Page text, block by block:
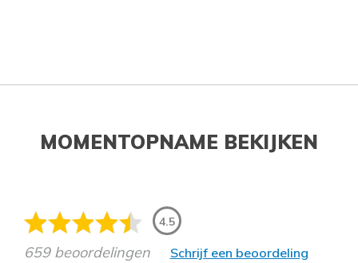
MOMENTOPNAME BEKIJKEN
4.5
659 beoordelingen Schrijf een beoordeling